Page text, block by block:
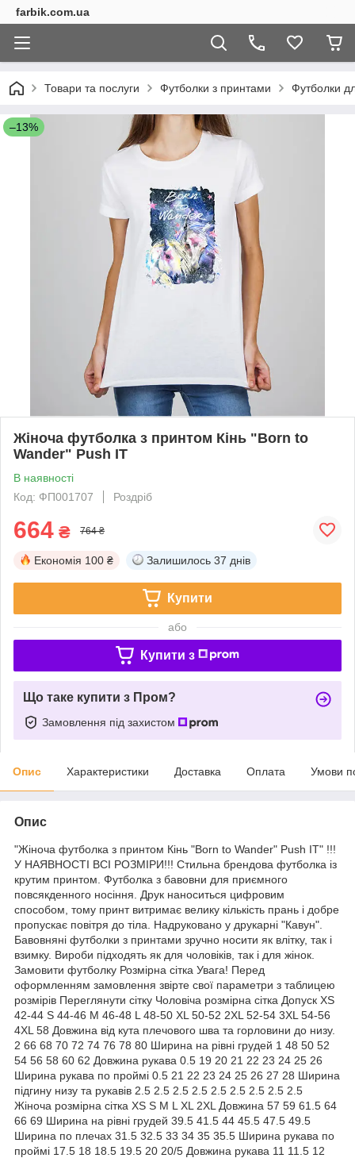
farbik.com.ua
Товари та послуги Футболки з принтами Футболки
–13%
Жіноча футболка з принтом Кінь "Born to
Wander" Push IT
В наявності
Код: ФП001707
Роздріб
664 ₴ 764 ₴
Економія 100 ₴ Залишилось 37 днів
Купити
або
Купити з
Що таке купити з Пром?
Замовлення під захистом
Опис Характеристики Доставка Оплата Умови
Опис
"Жіноча футболка з принтом Кінь "Born to Wander" Push IT" !!!
У НАЯВНОСТІ ВСІ РОЗМІРИ!!! Стильна брендова футболка із
крутим принтом. Футболка з бавовни для приємного
повсякденного носіння. Друк наноситься цифровим
способом, тому принт витримає велику кількість прань і добре
пропускає повітря до тіла. Надруковано у друкарні "Кавун".
Бавовняні футболки з принтами зручно носити як влітку, так і
взимку. Вироби підходять як для чоловіків, так і для жінок.
Замовити футболку Розмірна сітка Увага! Перед
оформленням замовлення звірте свої параметри з таблицею
розмірів Переглянути сітку Чоловіча розмірна сітка Допуск XS
42-44 S 44-46 M 46-48 L 48-50 XL 50-52 2XL 52-54 3XL 54-56
4XL 58 Довжина від кута плечового шва та горловини до низу.
2 66 68 70 72 74 76 78 80 Ширина на рівні грудей 1 48 50 52
54 56 58 60 62 Довжина рукава 0.5 19 20 21 22 23 24 25 26
Ширина рукава по проймі 0.5 21 22 23 24 25 26 27 28 Ширина
підгину низу та рукавів 2.5 2.5 2.5 2.5 2.5 2.5 2.5 2.5 2.5
Жіноча розмірна сітка XS S M L XL 2XL Довжина 57 59 61.5 64
66 69 Ширина на рівні грудей 39.5 41.5 44 45.5 47.5 49.5
Ширина по плечах 31.5 32.5 33 34 35 35.5 Ширина рукава по
проймі 17.5 18 18.5 19.5 20 20/5 Довжина рукава 11 11.5 12